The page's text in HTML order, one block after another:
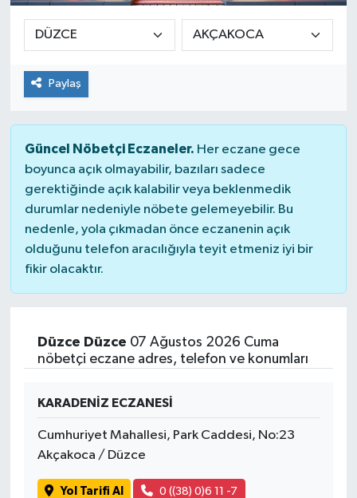
Paylaş
Güncel Nöbetçi Eczaneler. Her eczane gece
boyunca açık olmayabilir, bazıları sadece
gerektiğinde açık kalabilir veya beklenmedik
durumlar nedeniyle nöbete gelemeyebilir. Bu
nedenle, yola çıkmadan önce eczanenin açık
olduğunu telefon aracılığıyla teyit etmeniz iyi bir
fikir olacaktır.
Düzce Düzce 07 Ağustos 2026 Cuma
nöbetçi eczane adres, telefon ve konumları
KARADENİZ ECZANESİ
Cumhuriyet Mahallesi, Park Caddesi, No:23
Akçakoca / Düzce
Yol Tarifi Al 0 ((38) 0)6 11 -7